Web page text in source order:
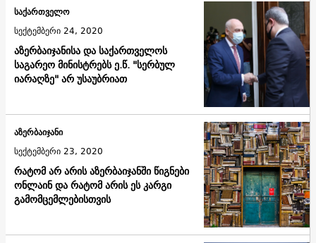
აზერბაიჯანისა და საქართველოს
საგარეო მინისტრებს ე.წ. "სერბულ
იარაღზე" არ უსაუბრიათ
საქართველო
სექტემბერი 24, 2020
რატომ არ არის აზერბაიჯანში წიგნები
ონლაინ და რატომ არის ეს კარგი
გამომცემლებისთვის
აზერბაიჯანი
სექტემბერი 23, 2020